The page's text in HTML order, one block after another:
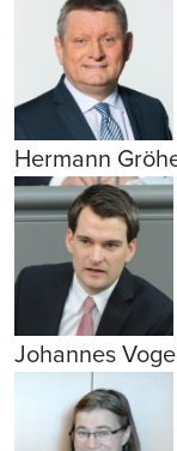
Hermann
Johannes